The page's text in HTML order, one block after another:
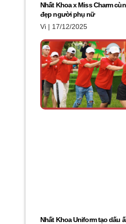
Nhất Khoa x Miss Charm
đẹp người phụ nữ
Vi
17/12/2025
Nhất Khoa Uniform tạo dấu